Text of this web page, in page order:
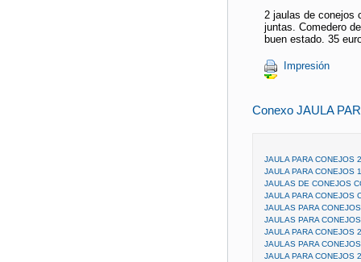
2 jaulas de conejos
juntas. Comedero
buen estado. 35
Impresión
Conexo JAULA
JAULA PARA CONEJOS
JAULA PARA CONEJOS
JAULAS DE CONEJOS
JAULA PARA CONEJOS
JAULAS PARA
JAULAS PARA
JAULA PARA CONEJOS
JAULAS PARA
JAULA PARA CONEJOS 2